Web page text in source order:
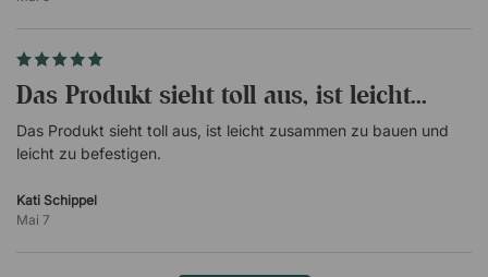
Das Produkt sieht toll aus, ist leicht...
Das Produkt sieht toll aus, ist leicht zusammen zu bauen und
leicht zu befestigen.
Kati Schippel
Mai 7